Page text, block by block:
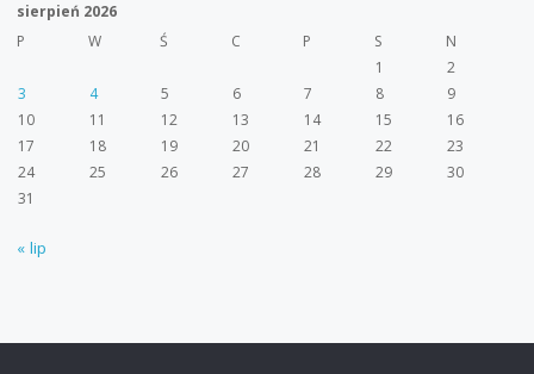
sierpień 2026
P
W Ś C P S
N
1
2
3
4 5 6 7 8
9
10
11 12 13 14 15
16
17
18 19 20 21 22
23
24
25 26 27 28 29
30
31
« lip